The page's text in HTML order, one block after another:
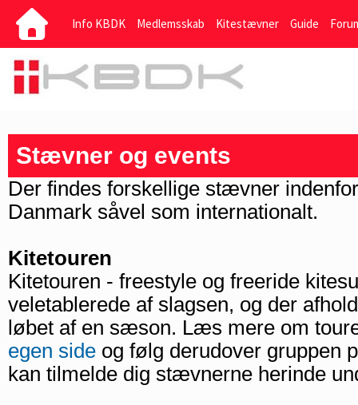
Info KBDK Medlemsskab Kitestævner Guide
Stævner og events
Der findes forskellige stævner
Danmark såvel som internationalt.
Kitetouren
Kitetouren - freestyle og freeride
veletablerede af slagsen, og der
løbet af en sæson. Læs mere om
egen side og følg derudover gruppen
kan tilmelde dig stævnerne herinde